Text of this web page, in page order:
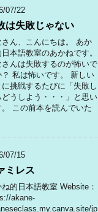
07/22
は失敗じゃない
さん、こんにちは。 あか
本語教室のあかねです。
さんは失敗するのが怖いで
？ 私は怖いです。 新しい
に挑戦するたびに「失敗し
どうしよう・・・」と思い
。 この前本を読んでいた
07/15
ミレス
ね的日本語教室 Website：
akane-
jp